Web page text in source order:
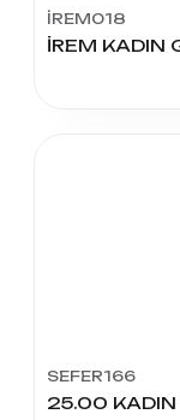
İREM018
İREM KADIN
SEFER166
25.00 KADIN